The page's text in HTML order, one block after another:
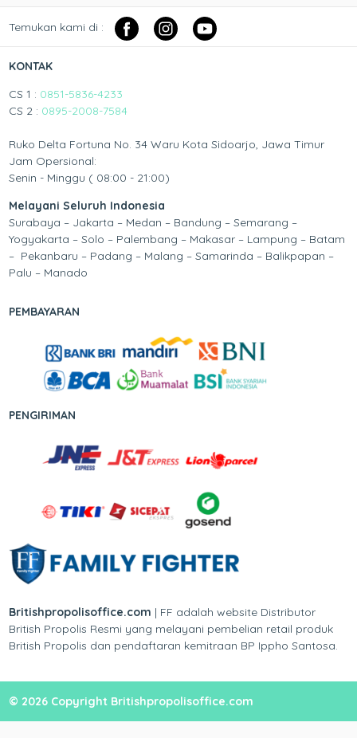
Temukan kami di :
KONTAK
CS 1 : 0851-5836-4233
CS 2 : 0895-2008-7584
Ruko Delta Fortuna No. 34 Waru Kota Sidoarjo, Jawa Timur
Jam Opersional:
Senin - Minggu ( 08:00 - 21:00)
Melayani Seluruh Indonesia
Surabaya – Jakarta – Medan – Bandung – Semarang –
Yogyakarta – Solo – Palembang – Makasar – Lampung – Batam
– Pekanbaru – Padang – Malang – Samarinda – Balikpapan –
Palu – Manado
PEMBAYARAN
PENGIRIMAN
Britishpropolisoffice.com | FF adalah website Distributor
British Propolis Resmi yang melayani pembelian retail produk
British Propolis dan pendaftaran kemitraan BP Ippho Santosa.
© 2026 Copyright Britishpropolisoffice.com